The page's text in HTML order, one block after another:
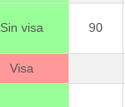
Sin visa 90
Visa